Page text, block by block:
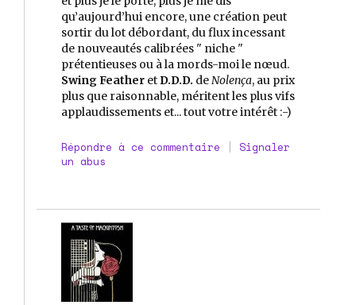
qu’aujourd’hui encore, une création peut
sortir du lot débordant, du flux incessant
de nouveautés calibrées " niche "
prétentieuses ou à la mords-moi le nœud.
Swing Feather et D.D.D. de Nolença, au prix
plus que raisonnable, méritent les plus vifs
applaudissements et... tout votre intérêt :-)
Répondre à ce commentaire | Signaler
un abus